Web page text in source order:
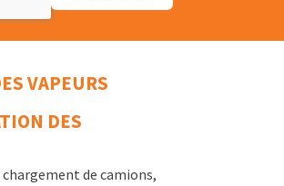
VAPEURS
DES
de camions,